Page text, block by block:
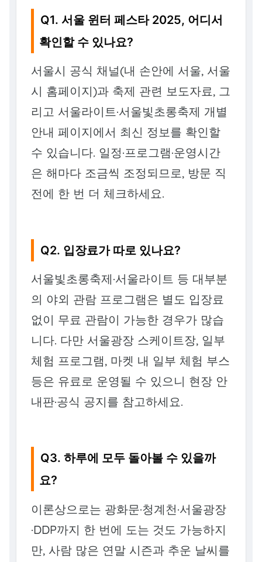
Q1. 서울 윈터 페스타 2025, 어디서
확인할 수 있나요?
서울시 공식 채널(내 손안에 서울, 서울
시 홈페이지)과 축제 관련 보도자료, 그
리고 서울라이트·서울빛초롱축제 개별
안내 페이지에서 최신 정보를 확인할
수 있습니다. 일정·프로그램·운영시간
은 해마다 조금씩 조정되므로, 방문 직
전에 한 번 더 체크하세요.
Q2. 입장료가 따로 있나요?
서울빛초롱축제·서울라이트 등 대부분
의 야외 관람 프로그램은 별도 입장료
없이 무료 관람이 가능한 경우가 많습
니다. 다만 서울광장 스케이트장, 일부
체험 프로그램, 마켓 내 일부 체험 부스
등은 유료로 운영될 수 있으니 현장 안
내판·공식 공지를 참고하세요.
Q3. 하루에 모두 돌아볼 수 있을까
요?
이론상으로는 광화문·청계천·서울광장
·DDP까지 한 번에 도는 것도 가능하지
만, 사람 많은 연말 시즌과 추운 날씨를